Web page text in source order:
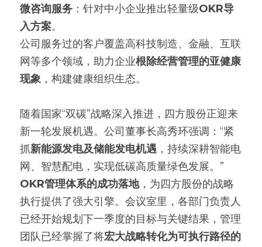
微咨询服务 ：针对中小企业推出轻量级OKR导
入方案。
公司服务过的客户覆盖高科技制造、金融、互联
网等多个领域，助力企业根除经营管理的亚健康
现象 ，构建健康组织生态。
随着国家“双碳”战略深入推进，四方股份正迎来
新一轮发展机遇。公司董事长高秀环强调：“紧
抓新能源发电及储能发电机遇 ，持续深耕智能电
网、智慧配电，实现低碳高质量绿色发展。”
OKR管理体系的成功落地，为四方股份的战略
执行提供了强大引擎。会议室里，各部门负责人
已经开始规划下一季度的目标与关键结果，管理
团队已经掌握了将宏大战略转化为可执行路径的